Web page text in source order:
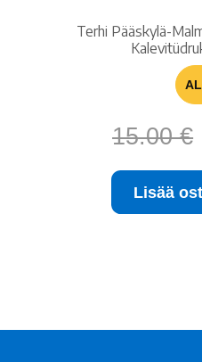
Terhi Pääskylä-
15.00€
Lisää